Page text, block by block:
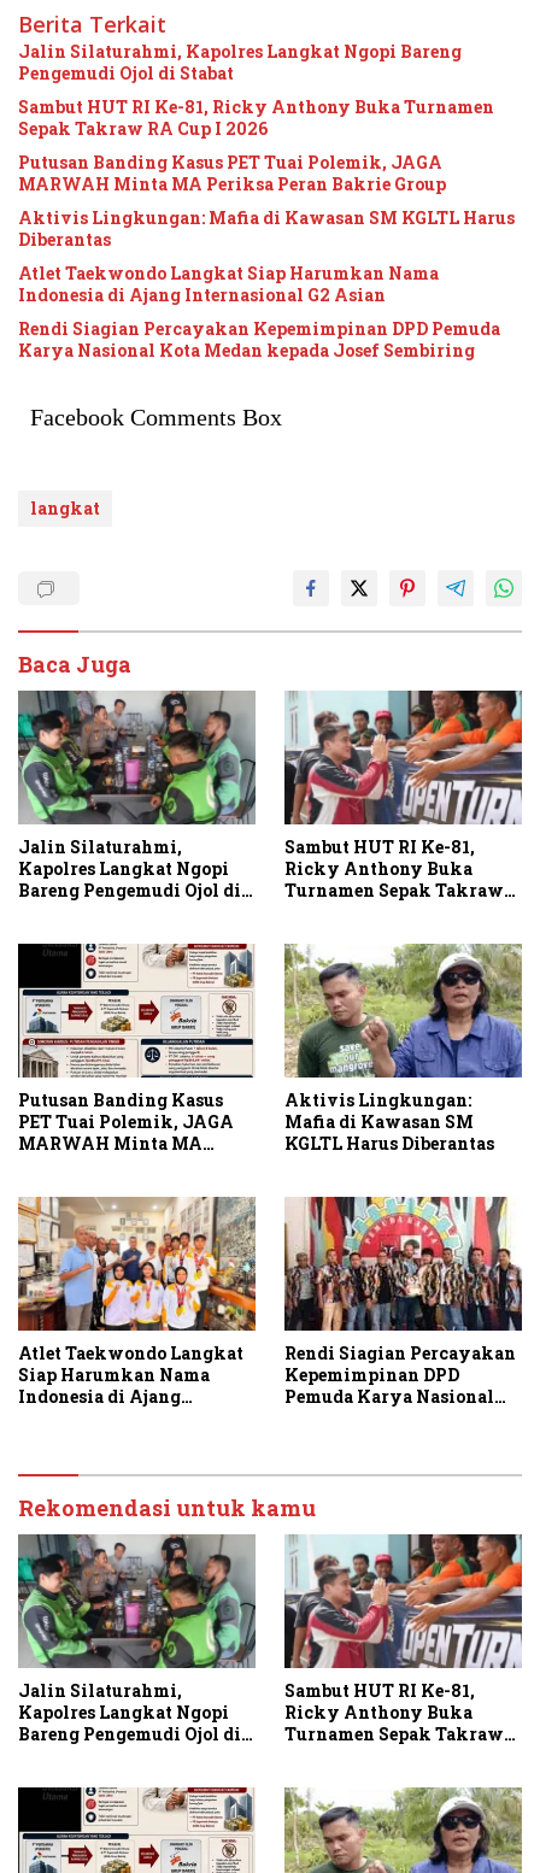
Berita Terkait
Jalin Silaturahmi, Kapolres Langkat Ngopi Bareng
Pengemudi Ojol di Stabat
Sambut HUT RI Ke-81, Ricky Anthony Buka Turnamen
Sepak Takraw RA Cup I 2026
Putusan Banding Kasus PET Tuai Polemik, JAGA
MARWAH Minta MA Periksa Peran Bakrie Group
Aktivis Lingkungan: Mafia di Kawasan SM KGLTL Harus
Diberantas
Atlet Taekwondo Langkat Siap Harumkan Nama
Indonesia di Ajang Internasional G2 Asian
Rendi Siagian Percayakan Kepemimpinan DPD Pemuda
Karya Nasional Kota Medan kepada Josef Sembiring
Facebook Comments Box
langkat
Baca Juga
Jalin Silaturahmi,
Kapolres Langkat Ngopi
Bareng Pengemudi Ojol di
Sambut HUT RI Ke-81,
Ricky Anthony Buka
Turnamen Sepak Takraw
Putusan Banding Kasus
PET Tuai Polemik, JAGA
MARWAH Minta MA
Aktivis Lingkungan:
Mafia di Kawasan SM
KGLTL Harus Diberantas
Atlet Taekwondo Langkat
Siap Harumkan Nama
Indonesia di Ajang
Rendi Siagian Percayakan
Kepemimpinan DPD
Pemuda Karya Nasional
Rekomendasi untuk kamu
Jalin Silaturahmi,
Kapolres Langkat Ngopi
Bareng Pengemudi Ojol di
Sambut HUT RI Ke-81,
Ricky Anthony Buka
Turnamen Sepak Takraw